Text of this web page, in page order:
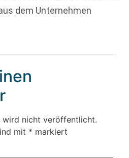
dem Unternehmen
wird nicht veröffentlicht.
mit * markiert